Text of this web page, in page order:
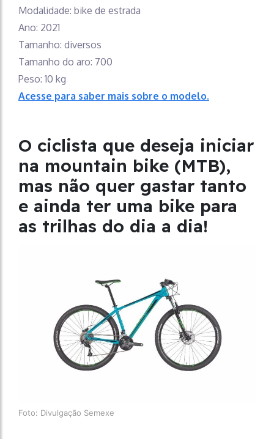
Modalidade: bike de estrada
Ano: 2021
Tamanho: diversos
Tamanho do aro: 700
Peso: 10 kg
Acesse para saber mais sobre o modelo.
O ciclista que deseja iniciar
na mountain bike (MTB),
mas não quer gastar tanto
e ainda ter uma bike para
as trilhas do dia a dia!
Foto: Divulgação Semexe